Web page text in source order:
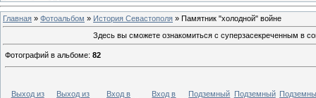
Главная » Фотоальбом » История Севастополя » Памятник "холодной" войне
Здесь вы сможете ознакомиться с суперзасекреченным в
Фотографий в альбоме: 82
Выход из
Выход из
Вход в
Вход в
Подземный Подземный